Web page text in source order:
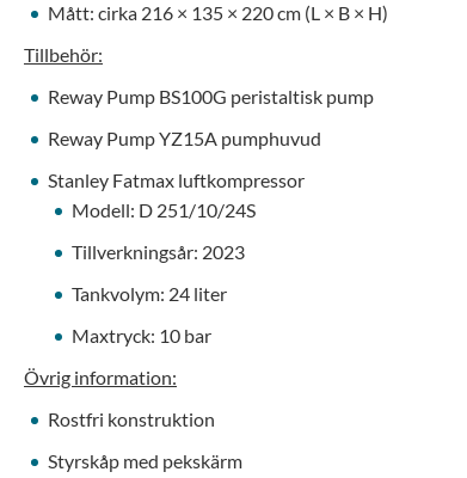
Mått: cirka 216 × 135 × 220 cm (L × B × H)
Tillbehör:
Reway Pump BS100G peristaltisk pump
Reway Pump YZ15A pumphuvud
Stanley Fatmax luftkompressor
Modell: D 251/10/24S
Tillverkningsår: 2023
Tankvolym: 24 liter
Maxtryck: 10 bar
Övrig information:
Rostfri konstruktion
Styrskåp med pekskärm